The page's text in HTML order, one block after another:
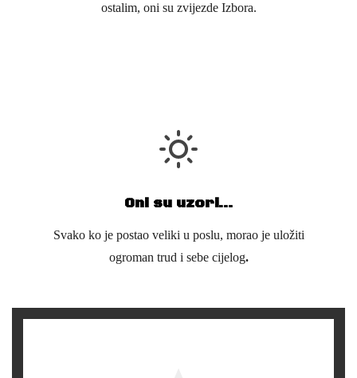
ostalim, oni su zvijezde Izbora.
Oni su uzori…
Svako ko je postao veliki u poslu, morao je uložiti
ogroman trud i sebe cijelog.